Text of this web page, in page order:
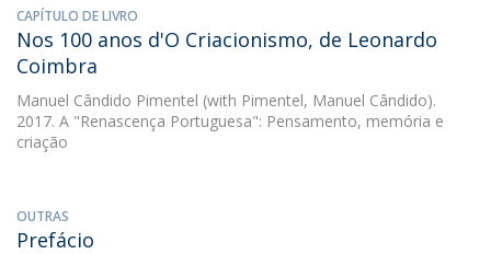
CAPÍTULO DE LIVRO
Nos 100 anos d'O Criacionismo, de Leonardo
Coimbra
Manuel Cândido Pimentel (with Pimentel, Manuel Cândido).
2017. A "Renascença Portuguesa": Pensamento, memória e
criação
OUTRAS
Prefácio